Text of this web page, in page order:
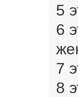
5
6
7
8